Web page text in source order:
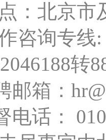
：北京市
咨询专线:
转
邮箱：
电话：